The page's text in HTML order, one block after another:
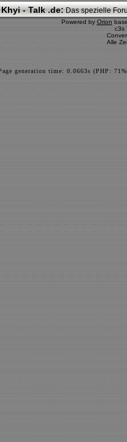
- Talk .de: Das spezielle
Powered by Orion
c3s
Alle
generation time: 0.0663s (PHP: